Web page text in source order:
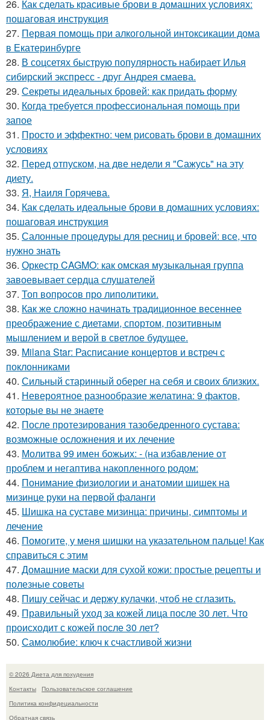
26. Как сделать красивые брови в домашних условиях:
пошаговая инструкция
27. Первая помощь при алкогольной интоксикации дома
в Екатеринбурге
28. В соцсетях быструю популярность набирает Илья
сибирский экспресс - друг Андрея смаева.
29. Секреты идеальных бровей: как придать форму
30. Когда требуется профессиональная помощь при
запое
31. Просто и эффектно: чем рисовать брови в домашних
условиях
32. Перед отпуском, на две недели я "Сажусь" на эту
диету.
33. Я, Наиля Горячева.
34. Как сделать идеальные брови в домашних условиях:
пошаговая инструкция
35. Салонные процедуры для ресниц и бровей: все, что
нужно знать
36. Оркестр CAGMO: как омская музыкальная группа
завоевывает сердца слушателей
37. Топ вопросов про липолитики.
38. Как же сложно начинать традиционное весеннее
преображение с диетами, спортом, позитивным
мышлением и верой в светлое будущее.
39. Milana Star: Расписание концертов и встреч с
поклонниками
40. Сильный старинный оберег на себя и своих близких.
41. Невероятное разнообразие желатина: 9 фактов,
которые вы не знаете
42. После протезирования тазобедренного сустава:
возможные осложнения и их лечение
43. Молитва 99 имен божьих: - (на избавление от
проблем и негаптива накопленного родом:
44. Понимание физиологии и анатомии шишек на
мизинце руки на первой фаланги
45. Шишка на суставе мизинца: причины, симптомы и
лечение
46. Помогите, у меня шишки на указательном пальце! Как
справиться с этим
47. Домашние маски для сухой кожи: простые рецепты и
полезные советы
48. Пишу сейчас и держу кулачки, чтоб не сглазить.
49. Правильный уход за кожей лица после 30 лет. Что
происходит с кожей после 30 лет?
50. Самолюбие: ключ к счастливой жизни
© 2026 Диета для похудения
Контакты
Пользовательское соглашение
Политика конфидециальности
Обратная связь